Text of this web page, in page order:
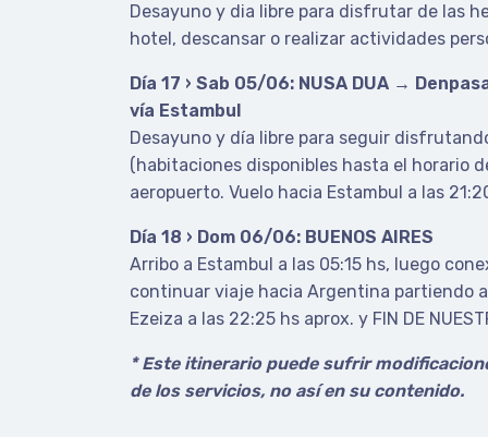
Desayuno y dia libre para disfrutar de las
hotel, descansar o realizar actividades
Día 17 › Sab 05/06: NUSA DUA →
vía Estambul
Desayuno y día libre para seguir
(habitaciones disponibles hasta el horario
aeropuerto. Vuelo hacia Estambul a las
Día 18 › Dom 06/06: BUENOS AIRES
Arribo a Estambul a las 05:15 hs, luego
continuar viaje hacia Argentina partiendo a
Ezeiza a las 22:25 hs aprox. y FIN DE
* Este itinerario puede sufrir
de los servicios, no así en su contenido.